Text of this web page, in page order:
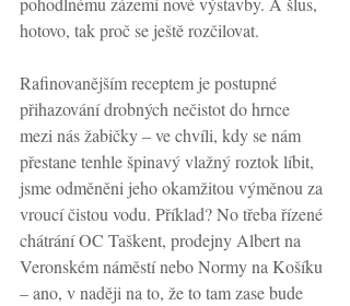
hotovo, tak proč se ještě rozčilovat.
Rafinovanějším receptem je postupné
přihazování drobných nečistot do hrnce
mezi nás žabičky – ve chvíli, kdy se nám
přestane tenhle špinavý vlažný roztok líbit,
jsme odměněni jeho okamžitou výměnou za
vroucí čistou vodu. Příklad? No třeba řízené
chátrání OC Taškent, prodejny Albert na
Veronském náměstí nebo Normy na Košíku
– ano, v naději na to, že to tam zase bude